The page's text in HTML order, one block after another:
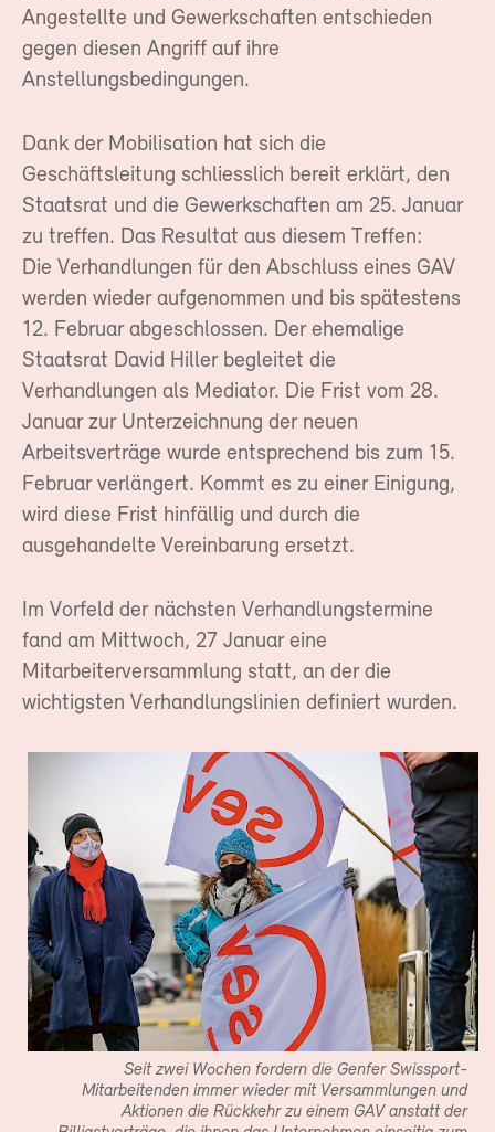
Angestellte und Gewerkschaften entschieden
gegen diesen Angriff auf ihre
Anstellungsbedingungen.
Dank der Mobilisation hat sich die
Geschäftsleitung schliesslich bereit erklärt, den
Staatsrat und die Gewerkschaften am 25. Januar
zu treffen. Das Resultat aus diesem Treffen:
Die Verhandlungen für den Abschluss eines GAV
werden wieder aufgenommen und bis spätestens
12. Februar abgeschlossen. Der ehemalige
Staatsrat David Hiller begleitet die
Verhandlungen als Mediator. Die Frist vom 28.
Januar zur Unterzeichnung der neuen
Arbeitsverträge wurde entsprechend bis zum 15.
Februar verlängert. Kommt es zu einer Einigung,
wird diese Frist hinfällig und durch die
ausgehandelte Vereinbarung ersetzt.
Im Vorfeld der nächsten Verhandlungstermine
fand am Mittwoch, 27 Januar eine
Mitarbeiterversammlung statt, an der die
wichtigsten Verhandlungslinien definiert wurden.
Seit zwei Wochen fordern die Genfer Swissport-
Mitarbeitenden immer wieder mit Versammlungen und
Aktionen die Rückkehr zu einem GAV anstatt der